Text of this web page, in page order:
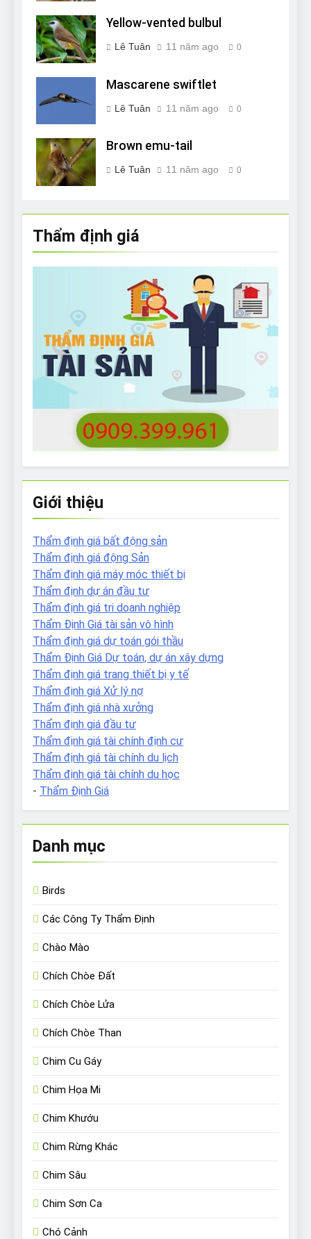
Yellow-vented bulbul
Lê Tuân 11 năm ago 0
Mascarene swiftlet
Lê Tuân 11 năm ago 0
Brown emu-tail
Lê Tuân 11 năm ago 0
Thẩm định giá
Giới thiệu
Thẩm định giá bất động sản
Thẩm định giá động Sản
Thẩm định giá máy móc thiết bị
Thẩm định dự án đầu tư
Thẩm định giá tri doanh nghiệp
Thẩm Định Giá tài sản vô hình
Thẩm định giá dự toán gói thầu
Thẩm Định Giá Dự toán, dự án xây dựng
Thẩm định giá trang thiết bị y tế
Thẩm định giá Xử lý nợ
Thẩm định giá nhà xưởng
Thẩm định giá đầu tư
Thẩm định giá tài chính định cư
Thẩm định giá tài chính du lịch
Thẩm định giá tài chính du học
- Thẩm Định Giá
Danh mục
Birds
Các Công Ty Thẩm Định
Chào Mào
Chích Chòe Đất
Chích Chòe Lửa
Chích Chòe Than
Chim Cu Gáy
Chim Họa Mi
Chim Khướu
Chim Rừng Khác
Chim Sâu
Chim Sơn Ca
Chó Cảnh